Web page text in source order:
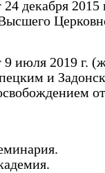
декабря 2015
9 июля 2019 г.
и
от